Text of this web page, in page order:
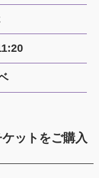
ットをご購入